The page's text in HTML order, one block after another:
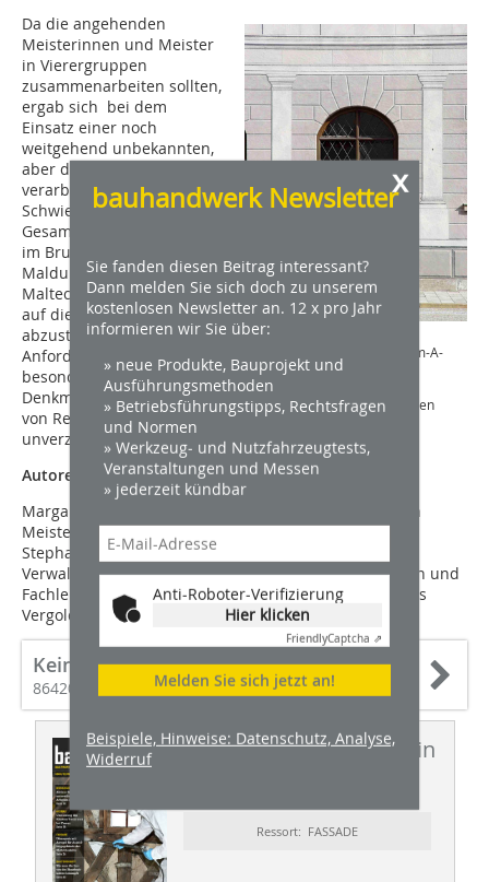
Detailansicht aus der
Brunnenhofbemalung in Keim-A-
Technik aus dem Jahr 1959
Foto: Bayerische
Schlösserverwaltung, München
Da die angehenden
Meisterinnen und Meister
in Vierergruppen
zusammenarbeiten sollten,
ergab sich bei dem
Einsatz einer noch
weitgehend unbekannten,
aber dennoch leicht
verarbeitbaren Technik, die
Schwierigkeit das
Gesamtergebnis auf den
im Brunnenhof ablesbaren
Malduktus und ebenso in
Maltechnik und Malweise
auf die Gruppe
abzustimmen. Eine
Anforderung, die
besonders in der
Denkmalpflege im Bereich
von Rekonstruktionen
unverzichtbar ist.
Autoren
Margareta Hauser ist Fachlehrkraft an der Städtischen
Meisterschule für das Vergolderhandwerk München.
Stephan Wolf ist Restaurator bei der Bayerischen
Verwaltung der staatlichen Schlösser, Gärten und Seen und
Fachlehrkraft an der Städtischen Meisterschule für das
Vergolderhandwerk München.
Keimfarben GmbH & Co. KG
86420 Diedorf
Dieser Artikel erschien in
Ressort: FASSADE
x
bauhandwerk Newsletter
Sie fanden diesen Beitrag interessant?
Dann melden Sie sich doch zu unserem
kostenlosen Newsletter an. 12 x pro Jahr
informieren wir Sie über:
» neue Produkte, Bauprojekt und
Ausführungsmethoden
» Betriebsführungstipps, Rechtsfragen
und Normen
» Werkzeug- und Nutzfahrzeugtests,
Veranstaltungen und Messen
» jederzeit kündbar
Anti-Roboter-Verifizierung
Hier klicken
FriendlyCaptcha ⇗
Melden Sie sich jetzt an!
Beispiele, Hinweise: Datenschutz, Analyse,
Widerruf